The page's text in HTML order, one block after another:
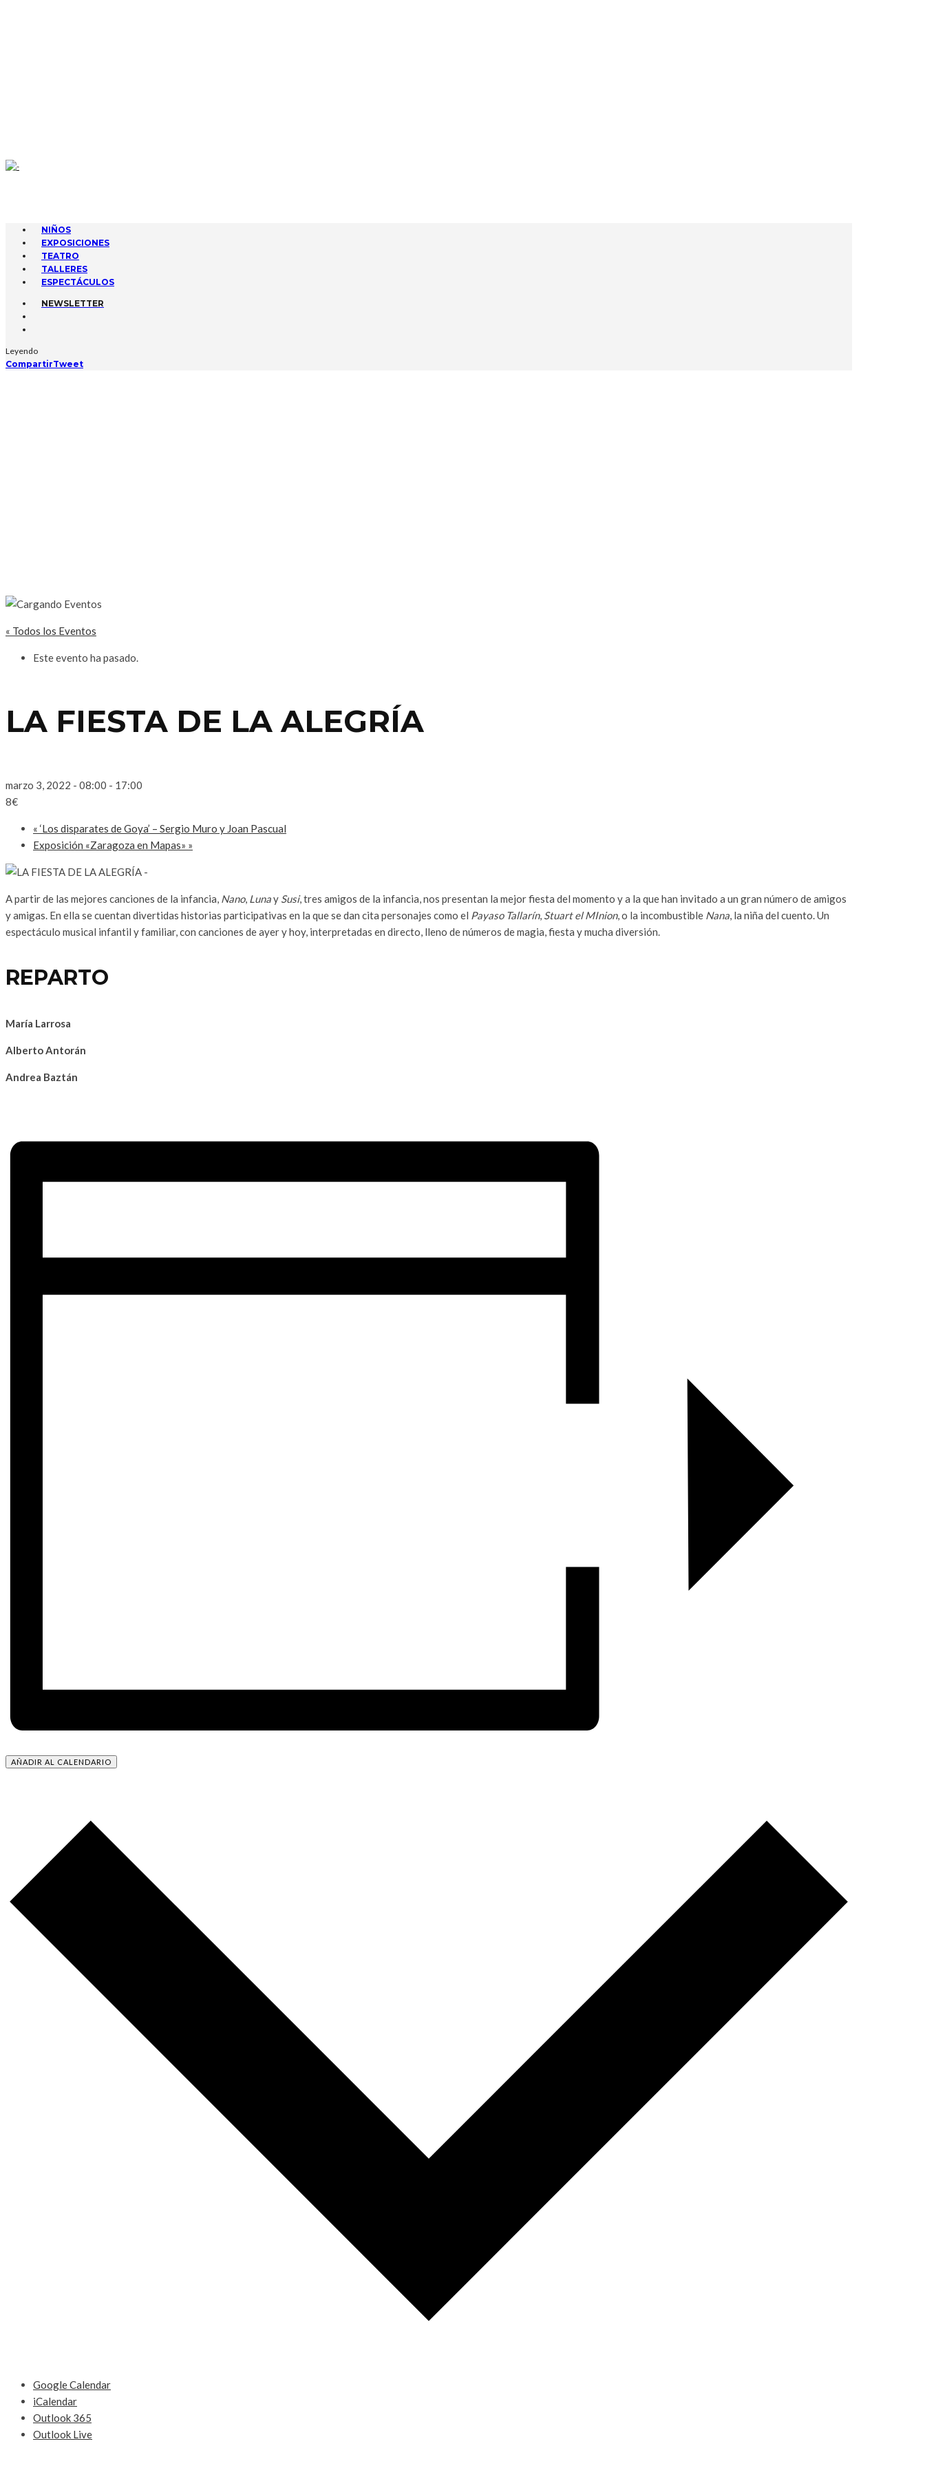
NIÑOS
EXPOSICIONES
TEATRO
TALLERES
ESPECTÁCULOS
NEWSLETTER
Leyendo
CompartirTweet
« Todos los Eventos
Este evento ha pasado.
LA FIESTA DE LA ALEGRÍA
marzo 3, 2022 - 08:00 - 17:00
8€
« ‘Los disparates de Goya’ – Sergio Muro y Joan Pascual
Exposición «Zaragoza en Mapas» »
A partir de las mejores canciones de la infancia, Nano, Lunay Susi, tres amigos de la infancia, nos presentan la mejor fiesta del momento y a la que han invitado a un gran número de amigos
y amigas. En ella se cuentan divertidas historias participativas en la que se dan cita personajes como el Payaso Tallarín, Stuart el MInion, o la incombustible Nana , la niña del cuento. Un
espectáculo musical infantil y familiar, con canciones de ayer y hoy, interpretadas en directo, lleno de números de magia, fiesta y mucha diversión.
REPARTO
María Larrosa
Alberto Antorán
Andrea Baztán
AÑADIR AL CALENDARIO
Google Calendar
iCalendar
Outlook 365
Outlook Live